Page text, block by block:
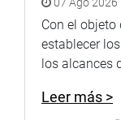
y de las
Lima, quien
Inteligencia
fortalecer la
Estado, el sector
desarrollo
Con el
establecer
los alcances
Leer más >